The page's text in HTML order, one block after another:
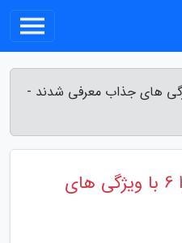
هواوی نوا 6 با ویژگی های جذاب معرفی شدند -
گوشی های هواوی نوا 6 با ویژگی های